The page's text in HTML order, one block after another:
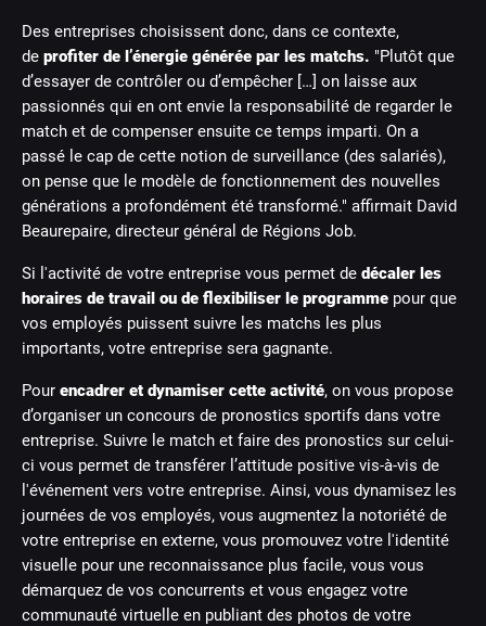
Des entreprises choisissent donc, dans ce contexte,
de profiter de l’énergie générée par les matchs. "Plutôt que
d’essayer de contrôler ou d’empêcher […] on laisse aux
passionnés qui en ont envie la responsabilité de regarder le
match et de compenser ensuite ce temps imparti. On a
passé le cap de cette notion de surveillance (des salariés),
on pense que le modèle de fonctionnement des nouvelles
générations a profondément été transformé." affirmait David
Beaurepaire, directeur général de Régions Job.
Si l'activité de votre entreprise vous permet de décaler les
horaires de travail ou de flexibiliser le programme pour que
vos employés puissent suivre les matchs les plus
importants, votre entreprise sera gagnante.
Pour encadrer et dynamiser cette activité, on vous propose
d’organiser un concours de pronostics sportifs dans votre
entreprise. Suivre le match et faire des pronostics sur celui-
ci vous permet de transférer l’attitude positive vis-à-vis de
l'événement vers votre entreprise. Ainsi, vous dynamisez les
journées de vos employés, vous augmentez la notoriété de
votre entreprise en externe, vous promouvez votre l'identité
visuelle pour une reconnaissance plus facile, vous vous
démarquez de vos concurrents et vous engagez votre
communauté virtuelle en publiant des photos de votre